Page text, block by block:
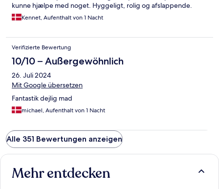
kunne hjælpe med noget. Hyggeligt, rolig og afslappende.
Kennet, Aufenthalt von 1 Nacht
Verifizierte Bewertung
10/10 – Außergewöhnlich
26. Juli 2024
Mit Google übersetzen
Fantastik dejlig mad
michael, Aufenthalt von 1 Nacht
Alle 351 Bewertungen anzeigen
Mehr entdecken